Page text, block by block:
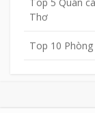
Thơ
Top 10